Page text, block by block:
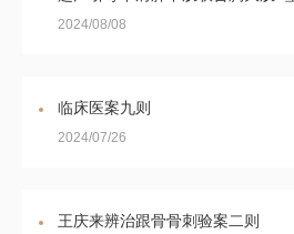
2024/08/08
临床医案九则
2024/07/26
王庆来辨治跟骨骨刺验案二则